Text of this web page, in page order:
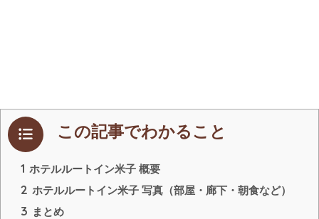
この記事でわかること
1 ホテルルートイン米子 概要
2 ホテルルートイン米子 写真（部屋・廊下・朝食など）
3 まとめ